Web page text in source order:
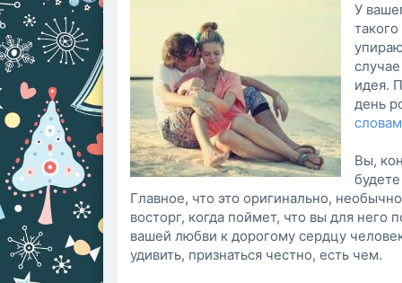
У
идея.
день
Вы,
Главное, что это оригинально,
восторг, когда поймет, что вы для
вашей любви к дорогому сердцу
удивить, признаться честно, есть чем.